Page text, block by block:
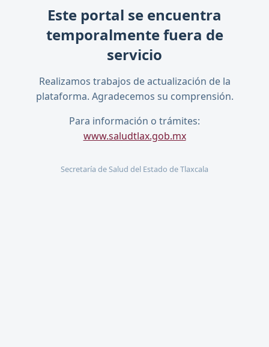
Este portal se encuentra
temporalmente fuera de
servicio
Realizamos trabajos de actualización de la
plataforma. Agradecemos su comprensión.
Para información o trámites:
www.saludtlax.gob.mx
Secretaría de Salud del Estado de Tlaxcala